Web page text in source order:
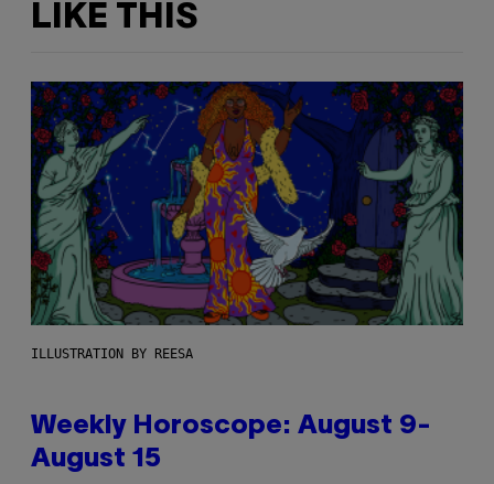
LIKE THIS
ILLUSTRATION BY REESA
Weekly Horoscope: August 9-
August 15